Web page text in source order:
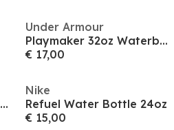
Under Armour
Playmaker 32oz Waterbottle
€ 17,00
Playmaker 32oz Waterbottle
Nike
Refuel Water Bottle 24oz
€ 15,00